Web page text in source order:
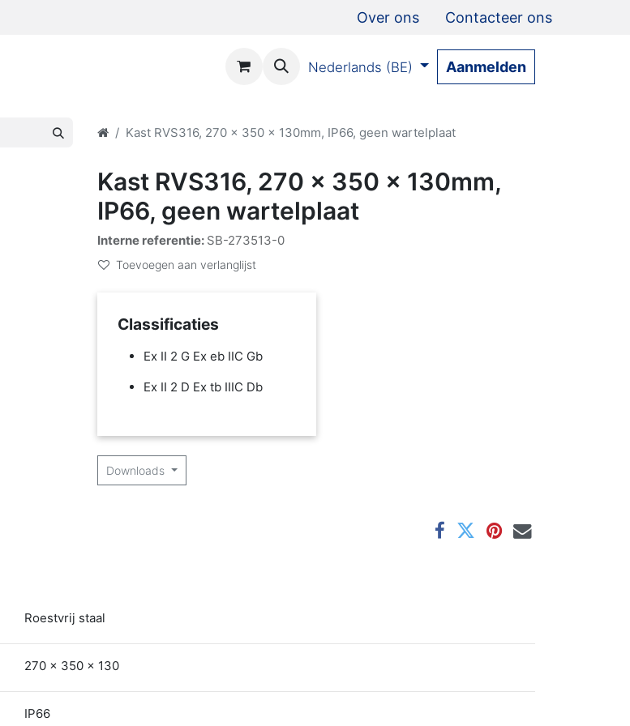
Over ons Contacteer ons
Nederlands (BE) Aanmelden
Kast RVS316, 270 x 350 x 130mm, IP66, geen wartelplaat
Kast RVS316, 270 x 350 x 130mm,
IP66, geen wartelplaat
Interne referentie: SB-273513-0
Toevoegen aan verlanglijst
Classificaties
Ex II 2 G Ex eb IIC Gb
Ex II 2 D Ex tb IIIC Db
Downloads
Roestvrij staal
270 x 350 x 130
IP66